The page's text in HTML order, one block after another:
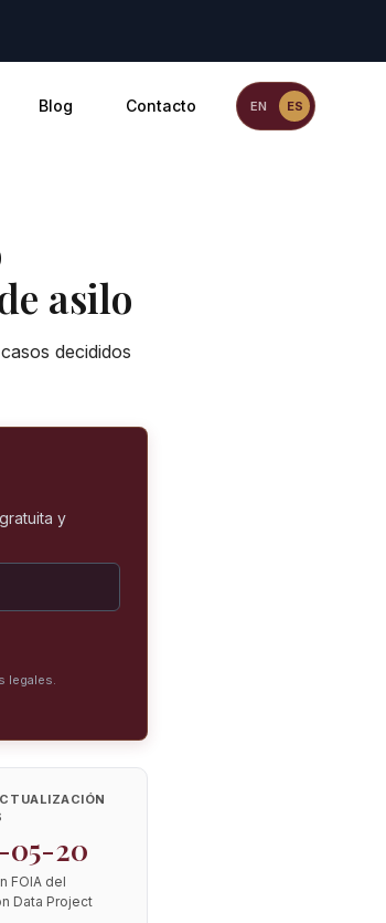
Blog Contacto ES
EN
asilo
decididos
y
legales.
05-20
FOIA del
Data Project